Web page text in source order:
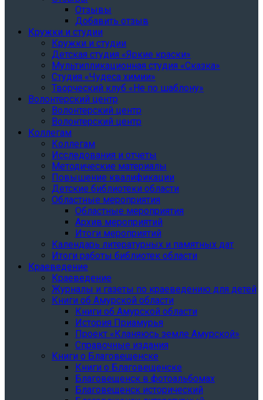
Отзывы
Добавить отзыв
Кружки и студии
Кружки и студии
Детская студия «Яркие краски»
Мультипликационная студия «Сказка»
Студия «Чудеса химии»
Творческий клуб «Не по шаблону»
Волонтерский центр
Волонтерский центр
Волонтерский центр
Коллегам
Коллегам
Исследования и отчеты
Методические материалы
Повышение квалификации
Детские библиотеки области
Областные мероприятия
Областные мероприятия
Архив мероприятий
Итоги мероприятий
Календарь литературных и памятных дат
Итоги работы библиотек области
Краеведение
Краеведение
Журналы и газеты по краеведению для детей
Книги об Амурской области
Книги об Амурской области
История Приамурья
Проект «Кланяюсь земле Амурской»
Справочные издания
Книги о Благовещенске
Книги о Благовещенске
Благовещенск в фотоальбомах
Благовещенск исторический